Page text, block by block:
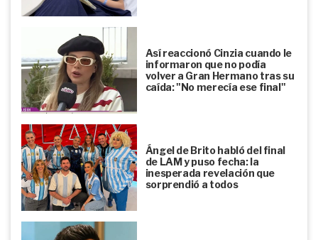
Así reaccionó Cinzia cuando le
informaron que no podía
volver a Gran Hermano tras su
caída: "No merecía ese final"
Ángel de Brito habló del final
de LAM y puso fecha: la
inesperada revelación que
sorprendió a todos